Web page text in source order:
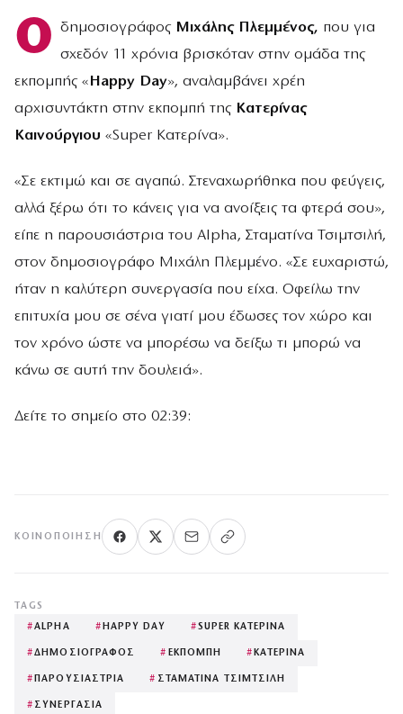
Ο δημοσιογράφος Μιχάλης Πλεμμένος, που για
σχεδόν 11 χρόνια βρισκόταν στην ομάδα της
εκπομπής « Happy Day», αναλαμβάνει χρέη
αρχισυντάκτη στην εκπομπή της Κατερίνας
Καινούργιου «Super Κατερίνα».
«Σε εκτιμώ και σε αγαπώ. Στεναχωρήθηκα που φεύγεις,
αλλά ξέρω ότι το κάνεις για να ανοίξεις τα φτερά σου»,
είπε η παρουσιάστρια του Alpha, Σταματίνα Τσιμτσιλή,
στον δημοσιογράφο Μιχάλη Πλεμμένο. «Σε ευχαριστώ,
ήταν η καλύτερη συνεργασία που είχα. Οφείλω την
επιτυχία μου σε σένα γιατί μου έδωσες τον χώρο και
τον χρόνο ώστε να μπορέσω να δείξω τι μπορώ να
κάνω σε αυτή την δουλειά».
Δείτε το σημείο στο 02:39:
ΚΟΙΝΟΠΟΊΗΣΗ
TAGS
#ALPHA # HAPPY DAY #SUPER ΚΑΤΕΡΙΝΑ
#ΔΗΜΟΣΙΟΓΡΑΦΟΣ # ΕΚΠΟΜΠΗ # ΚΑΤΕΡΙΝΑ
# ΠΑΡΟΥΣΙΑΣΤΡΙΑ # ΣΤΑΜΑΤΙΝΑ ΤΣΙΜΤΣΙΛΗ
# ΣΥΝΕΡΓΑΣΙΑ